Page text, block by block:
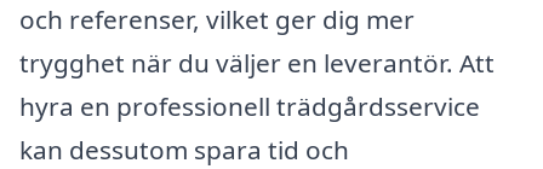
och referenser, vilket ger dig mer
trygghet när du väljer en leverantör. Att
hyra en professionell trädgårdsservice
kan dessutom spara tid och